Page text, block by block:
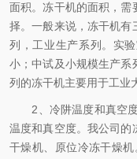
面积。冻干机的面积，需
择。一般来说，冻干机有
列，工业生产系列。实
小；中试及小规模生产系
列的冻干机主要用于工业
2、冷阱温度和真空度
温度和真空度。我公司的
干燥机、原位冷冻干燥